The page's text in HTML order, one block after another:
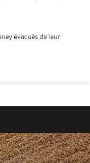
évacués de leur